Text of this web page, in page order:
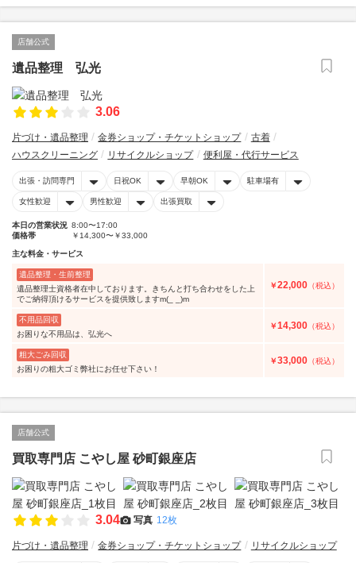
店舗公式
遺品整理 弘光
3.06
片づけ・遺品整理 金券ショップ・チケットショップ
古着
ハウスクリーニング
リサイクルショップ 便利屋・代行サービス
出張・訪問専門 日祝OK 早朝OK 駐車場有
女性歓迎 男性歓迎 出張買取
本日の営業状況 8:00〜17:00
価格帯
￥14,300〜￥33,000
主な料金・サービス
遺品整理・生前整理
遺品整理士資格者在中しております。きちんと打ち合わせをした上
でご納得頂けるサービスを提供致しますm(_ _)m
￥22,000 （税込）
不用品回収
お困りな不用品は、弘光へ
￥14,300 （税込）
粗大ごみ回収
お困りの粗大ゴミ弊社にお任せ下さい！
￥33,000 （税込）
店舗公式
買取専門店 こやし屋 砂町銀座店
3.04 写真 12枚
片づけ・遺品整理 金券ショップ・チケットショップ リサイクルショップ